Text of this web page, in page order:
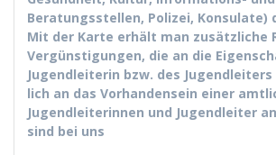
Beratungsstellen, Polizei, Kon­sulate)
Mit der Karte erhält man zusät­zliche
Vergün­s­ti­gun­gen, die an die
Jugendlei­t­erin bzw. des
lich an das Vorhan­den­sein ein­er
Jugendlei­t­erin­nen und Jugendleit­er
sind bei uns